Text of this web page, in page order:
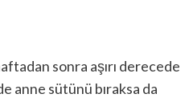
sonra aşırı derecede
anne sütünü bıraksa da